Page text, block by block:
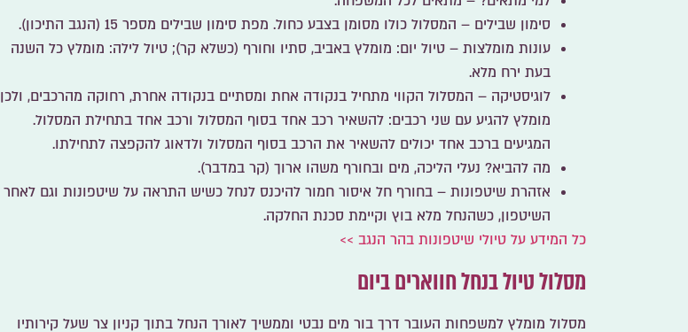
סימון שבילים – המסלול כולו מסומן בצבע כחול. מפת סימון שבילים מספר 15 (הנגב התיכון).
עונות מומלצות – טיול יום: מומלץ באביב, סתיו וחורף (כשלא קר); טיול לילה: מומלץ כל השנה
בעת ירח מלא.
לוגיסטיקה – המסלול הקווי מתחיל בנקודה אחת ומסתיים בנקודה אחרת, רחוקה מהרכבים, ולכן
מומלץ להגיע עם שני רכבים: להשאיר רכב אחד בסוף המסלול ורכב אחד בתחילת המסלול.
המגיעים ברכב אחד יכולים להשאיר את הרכב בסוף המסלול ולדאוג להקפצה לתחילתו.
מה להביא? נעלי הליכה, מים ובחורף משהו ארוך (קר במדבר).
אזהרת שיטפונות – בחורף חל איסור חמור להיכנס לנחל כשיש התראה על שיטפונות וגם לאחר
השיטפון, כשהנחל מלא בוץ וקיימת סכנת החלקה.
כל המידע על טיולי שיטפונות בהר הנגב >>
מסלול טיול בנחל חווארים ביום
מסלול מומלץ למשפחות העובר דרך בור מים נבטי וממשיך לאורך הנחל בתוך קניון צר שעל קירותיו